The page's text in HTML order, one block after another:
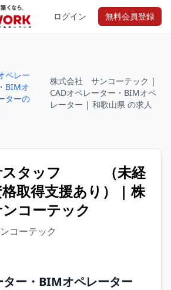
ログイン 無料会員登録
ペレー
BIMオ
ターの
株式会社 サンコーテック |
CADオペレーター・BIMオペ
レーター | 和歌山県 の求人
スタッフ （未経
取得支援あり） | 株
コーテック
コーテック
ター・BIMオペレーター